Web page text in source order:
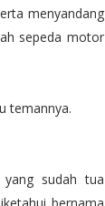
menyandang
sepeda motor
temannya.
sudah tua